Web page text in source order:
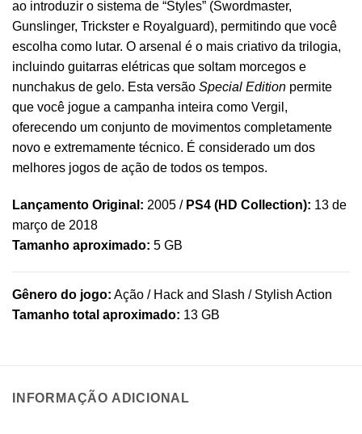
ao introduzir o sistema de “Styles” (Swordmaster,
Gunslinger, Trickster e Royalguard), permitindo que você
escolha como lutar. O arsenal é o mais criativo da trilogia,
incluindo guitarras elétricas que soltam morcegos e
nunchakus de gelo. Esta versão Special Edition permite
que você jogue a campanha inteira como Vergil,
oferecendo um conjunto de movimentos completamente
novo e extremamente técnico. É considerado um dos
melhores jogos de ação de todos os tempos.
Lançamento Original: 2005 / PS4 (HD Collection): 13 de
março de 2018
Tamanho aproximado: 5 GB
Gênero do jogo: Ação / Hack and Slash / Stylish Action
Tamanho total aproximado: 13 GB
INFORMAÇÃO ADICIONAL